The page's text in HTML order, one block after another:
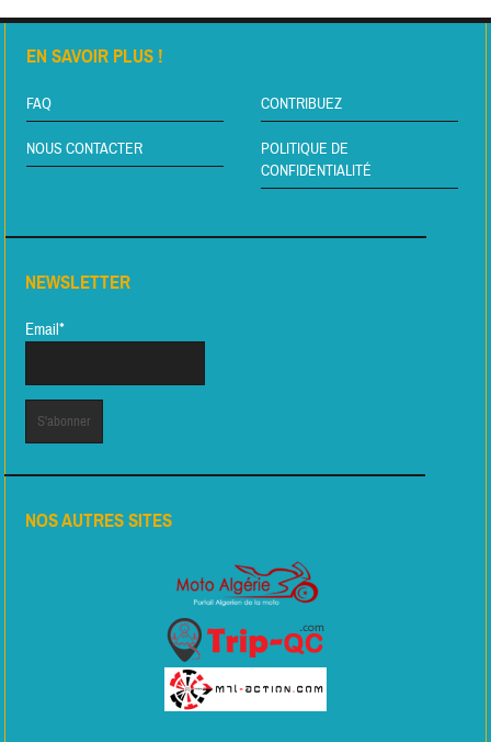
EN SAVOIR PLUS !
FAQ CONTRIBUEZ
NOUS CONTACTER
POLITIQUE DE
CONFIDENTIALITÉ
NEWSLETTER
Email*
NOS AUTRES SITES